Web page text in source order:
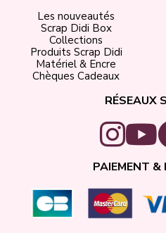
Les nouveautés
Scrap Didi Box
Collections
Produits Scrap Didi
Matériel & Encre
Chèques Cadeaux
RÉSEAUX
PAIEMENT &